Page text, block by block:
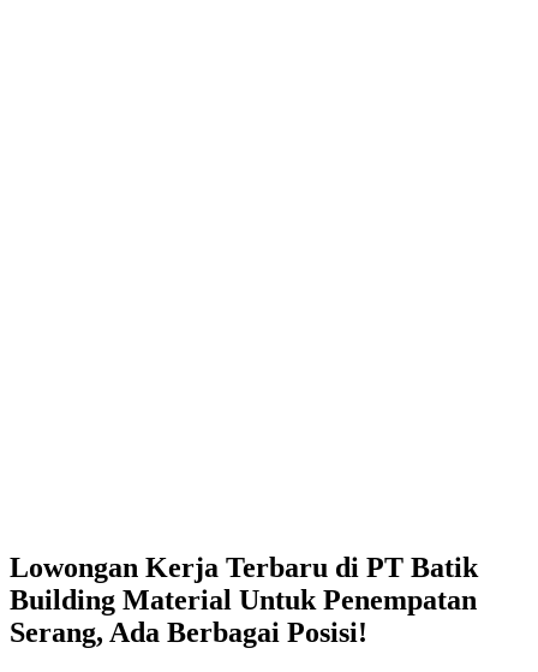
Lowongan Kerja Terbaru di PT Batik
Building Material Untuk Penempatan
Serang, Ada Berbagai Posisi!